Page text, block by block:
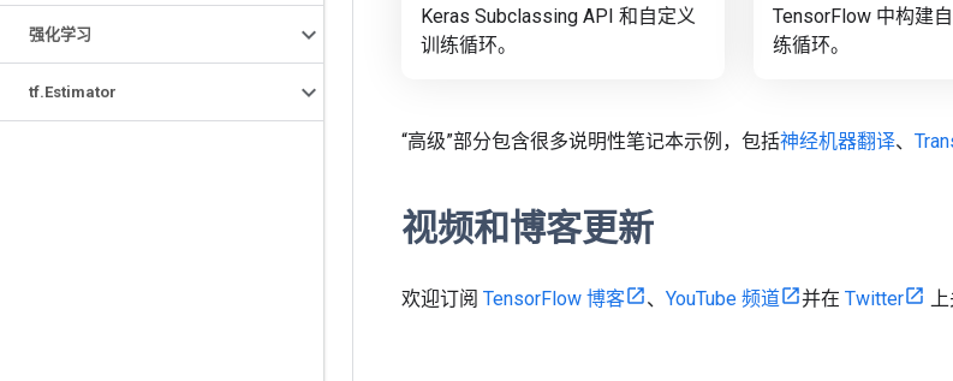
强化学习
tf.Estimator
Keras Subclassing API 和自定义
训练循环。
TensorFlow 中构建
练循环。
“高级”部分包含很多说明性笔记本示例，包括神经机器翻译、
视频和博客更新
欢迎订阅 TensorFlow 博客 、 YouTube 频道 并在 Twitter